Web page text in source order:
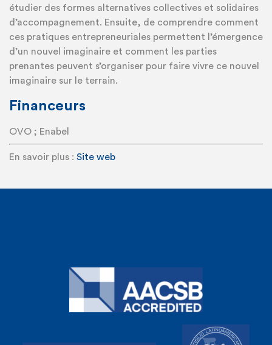
étudier des formes alternatives collectives et solidaires
d’accompagnement. Ensuite, de comprendre comment
ces pratiques entrepreneuriales permettent l’émergence
d’un nouvel imaginaire et comment les parties
prenantes peuvent s’organiser pour faire vivre ce nouvel
imaginaire sur le terrain.
Financeurs
OVO ; Enabel
En savoir plus : Site web